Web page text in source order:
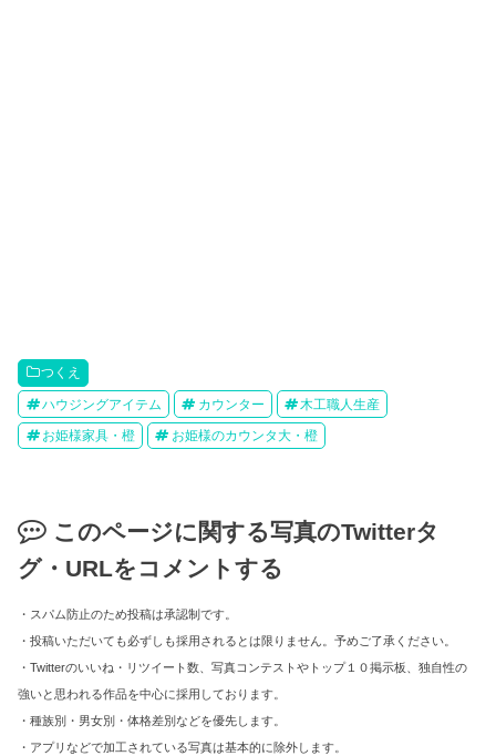
つくえ
ハウジングアイテム カウンター 木工職人生産
お姫様家具・橙 お姫様のカウンタ大・橙
このページに関する写真のTwitterタ
グ・URLをコメントする
・スパム防止のため投稿は承認制です。
・投稿いただいても必ずしも採用されるとは限りません。予めご了承ください。
・Twitterのいいね・リツイート数、写真コンテストやトップ１０掲示板、独自性の
強いと思われる作品を中心に採用しております。
・種族別・男女別・体格差別などを優先します。
・アプリなどで加工されている写真は基本的に除外します。